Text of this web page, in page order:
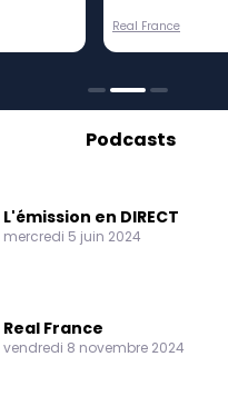
Real France
Podcasts
L'émission en DIRECT
mercredi 5 juin 2024
Real France
vendredi 8 novembre 2024